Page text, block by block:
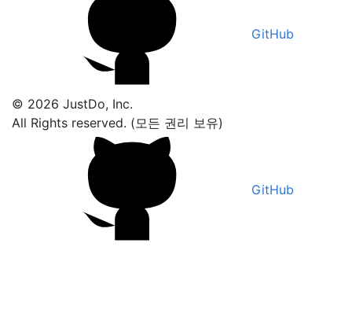
GitHub
© 2026 JustDo, Inc.
All Rights reserved. (모든 권리 보유)
GitHub